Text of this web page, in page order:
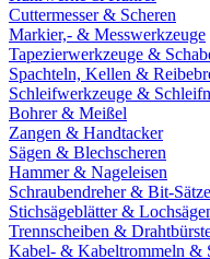
Cuttermesser & Scheren
Markier,- & Messwerkzeuge
Tapezierwerkzeuge &
Spachteln, Kellen &
Schleifwerkzeuge &
Bohrer & Meißel
Zangen & Handtacker
Sägen & Blechscheren
Hammer & Nageleisen
Schraubendreher & Bit-Sätze
Stichsägeblätter &
Trennscheiben &
Kabel- & Kabeltrommeln &